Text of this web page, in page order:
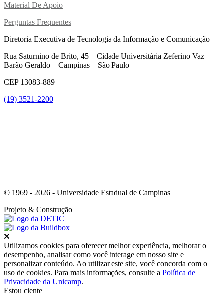
Material De Apoio
Perguntas Frequentes
Diretoria Executiva de Tecnologia da Informação e Comunicação
Rua Saturnino de Brito, 45 – Cidade Universitária Zeferino Vaz
Barão Geraldo – Campinas – São Paulo
CEP 13083-889
(19) 3521-2200
© 1969 - 2026 - Universidade Estadual de Campinas
Projeto & Construção
Utilizamos cookies para oferecer melhor experiência, melhorar o
desempenho, analisar como você interage em nosso site e
personalizar conteúdo. Ao utilizar este site, você concorda com o
uso de cookies. Para mais informações, consulte a Política de
Privacidade da Unicamp.
Estou ciente